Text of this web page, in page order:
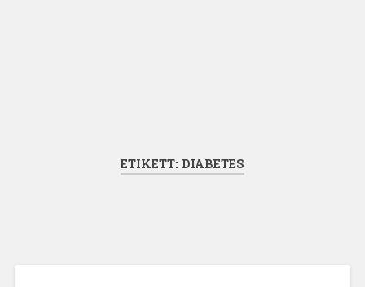
ETIKETT: DIABETES